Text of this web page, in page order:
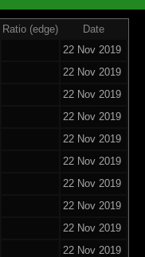
Ratio (edge)
Date
22 Nov 2019
22 Nov 2019
22 Nov 2019
22 Nov 2019
22 Nov 2019
22 Nov 2019
22 Nov 2019
22 Nov 2019
22 Nov 2019
22 Nov 2019